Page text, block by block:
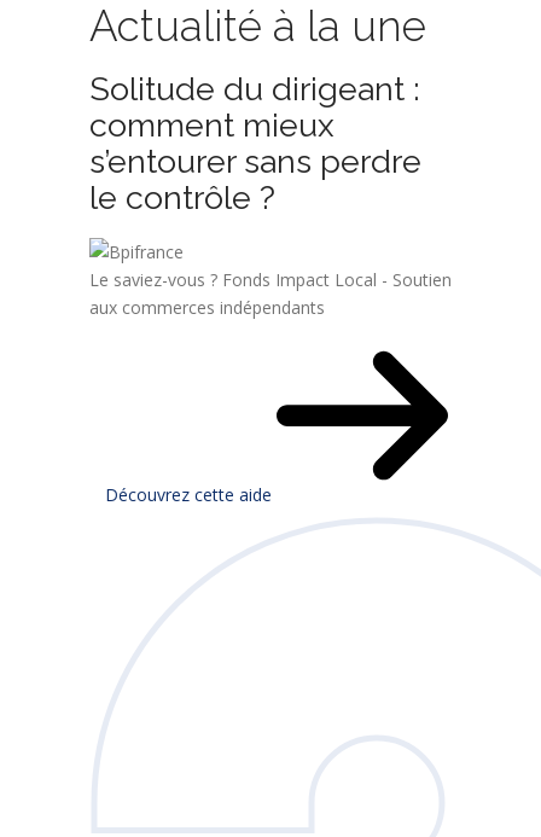
Actualité à la une
Solitude du dirigeant :
comment mieux
s’entourer sans perdre
le contrôle ?
Le saviez-vous ? Fonds Impact Local - Soutien
aux commerces indépendants
Découvrez cette aide